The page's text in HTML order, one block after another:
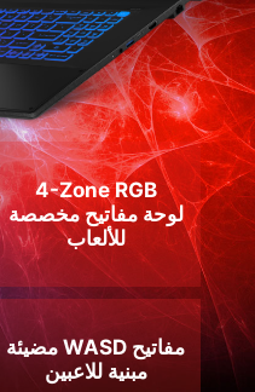
4-Zone RGB
لوحة مفاتيح مخصصة
للألعاب
مفاتيح WASD مضيئة
مبنية للاعبين